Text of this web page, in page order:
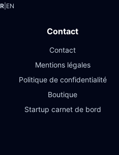
| EN
Contact
Contact
Mentions légales
Politique de confidentialité
Boutique
Startup carnet de bord